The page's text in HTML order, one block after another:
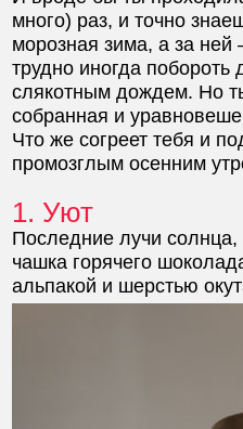
много) раз, и точно
морозная зима, а за
трудно иногда
слякотным дождем. Но
собранная и
Что же согреет тебя и
промозглым осенним
1. Уют
Последние лучи
чашка горячего
альпакой и шерстью